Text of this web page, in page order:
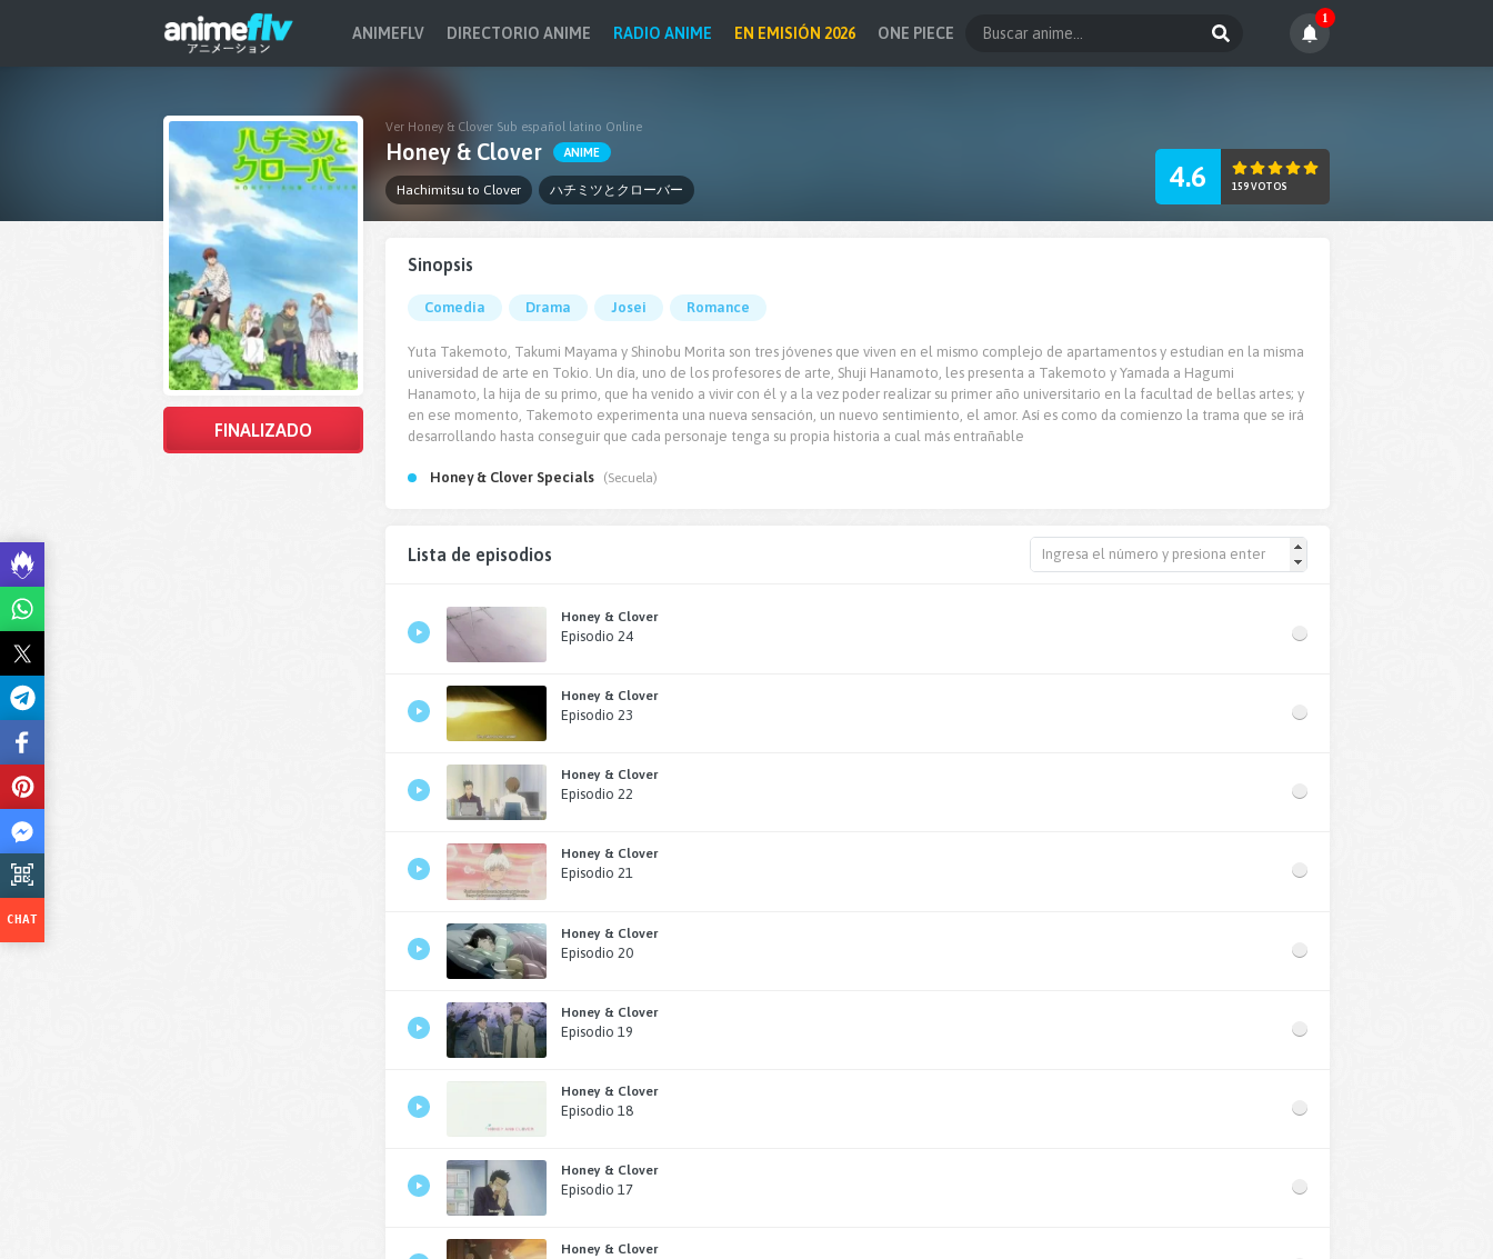
ANIMEFLV DIRECTORIO ANIME RADIO ANIME EN EMISIÓN 2026 ONE PIECE
1
Ver Honey & Clover Sub español latino Online
Honey & Clover ANIME
Hachimitsu to Clover ハチミツとクローバー 4.6 159 VOTOS
FINALIZADO
Sinopsis
Comedia Drama Josei Romance
Yuta Takemoto, Takumi Mayama y Shinobu Morita son tres jóvenes que viven en el mismo complejo de apartamentos y estudian en la misma
universidad de arte en Tokio. Un día, uno de los profesores de arte, Shuji Hanamoto, les presenta a Takemoto y Yamada a Hagumi
Hanamoto, la hija de su primo, que ha venido a vivir con él y a la vez poder realizar su primer año universitario en la facultad de bellas artes; y
en ese momento, Takemoto experimenta una nueva sensación, un nuevo sentimiento, el amor. Así es como da comienzo la trama que se irá
desarrollando hasta conseguir que cada personaje tenga su propia historia a cual más entrañable
Honey & Clover Specials (Secuela)
Lista de episodios
Honey & Clover
Episodio 24
Honey & Clover
Episodio 23
Honey & Clover
Episodio 22
Honey & Clover
Episodio 21
Honey & Clover
Episodio 20
Honey & Clover
Episodio 19
Honey & Clover
Episodio 18
Honey & Clover
Episodio 17
Honey & Clover